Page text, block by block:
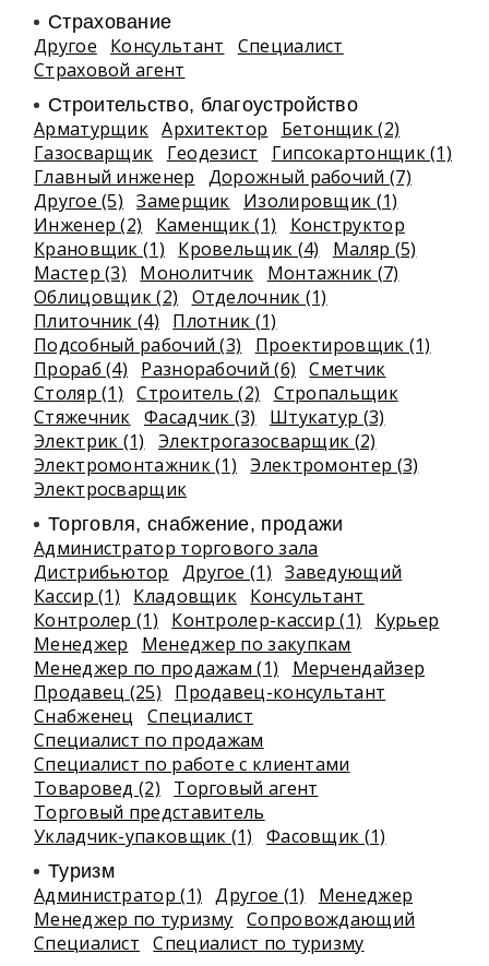
Страхование
Другое Консультант
Специалист
Страховой агент
Строительство, благоустройство
Арматурщик Архитектор
Бетонщик (2)
Газосварщик
Геодезист
Гипсокартонщик (1)
Главный инженер
Дорожный рабочий (7)
Другое (5)
Замерщик
Изолировщик (1)
Инженер (2)
Каменщик (1)
Конструктор
Крановщик (1)
Кровельщик (4)
Маляр (5)
Мастер (3)
Монолитчик
Монтажник (7)
Облицовщик (2)
Отделочник (1)
Плиточник (4)
Плотник (1)
Подсобный рабочий (3)
Проектировщик (1)
Прораб (4)
Разнорабочий (6)
Сметчик
Столяр (1)
Строитель (2)
Стропальщик
Стяжечник Фасадчик (3)
Штукатур (3)
Электрик (1)
Электрогазосварщик (2)
Электромонтажник (1)
Электромонтер (3)
Электросварщик
Торговля, снабжение, продажи
Администратор торгового зала
Дистрибьютор
Другое (1)
Заведующий
Кассир (1)
Кладовщик Консультант
Контролер (1)
Контролер-кассир (1)
Курьер
Менеджер
Менеджер по закупкам
Менеджер по продажам (1)
Мерчендайзер
Продавец (25)
Продавец-консультант
Снабженец
Специалист
Специалист по продажам
Специалист по работе с клиентами
Товаровед (2)
Торговый агент
Торговый представитель
Укладчик-упаковщик (1)
Фасовщик (1)
Туризм
Администратор (1) Другое (1)
Менеджер
Менеджер по туризму Сопровождающий
Специалист
Специалист по туризму